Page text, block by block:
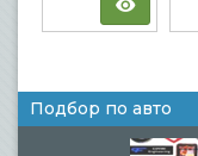
Подбор по авто